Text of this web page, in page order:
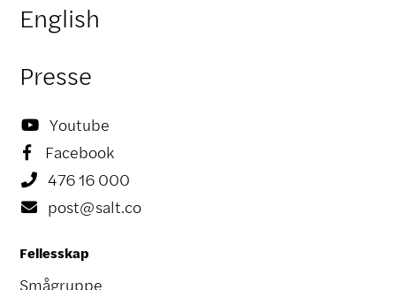
English
Presse
 Youtube
 Facebook
 476 16 000
 post@salt.co
Fellesskap
Smågruppe